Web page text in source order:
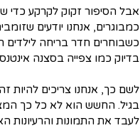
אבל הסיפור זקוק לקרקע כדי
כמבוגרים, אנחנו יודעים
כשבוחרים חדר בריחה לילדים
בדיוק כמו צפייה בסצנה
לשם כך, אנחנו צריכים להיות
בגיל. החשש הוא לא כל כך
לעבד את התמונות